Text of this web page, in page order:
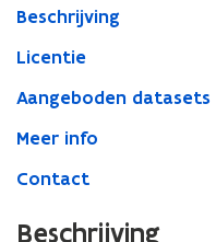
van
voorkoop
Beschrijving
Licentie
Aangeboden datasets
Meer info
Contact
Beschrijving